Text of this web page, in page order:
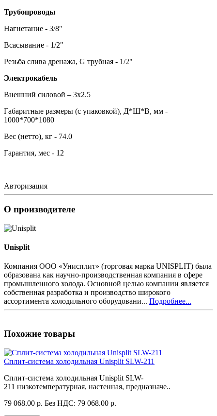
Трубопроводы
Нагнетание - 3/8"
Всасывание - 1/2"
Резьба слива дренажа, G трубная - 1/2"
Электрокабель
Внешний силовой – 3х2.5
Габаритные размеры (с упаковкой), Д*Ш*В, мм -
1000*700*1080
Вес (нетто), кг - 74.0
Гарантия, мес - 12
Авторизация
О производителе
Unisplit
Компания ООО «Унисплит» (торговая марка UNISPLIT) была
образована как научно-производственная компания в сфере
промышленного холода. Основной целью компании является
собственная разработка и производство широкого
ассортимента холодильного оборудовани... Подробнее...
Похожие товары
Сплит-система холодильная Unisplit SLW-211
Сплит-система холодильная Unisplit SLW-
211 низкотемпературная, настенная, предназначе..
79 068.00 р. Без НДС: 79 068.00 р.